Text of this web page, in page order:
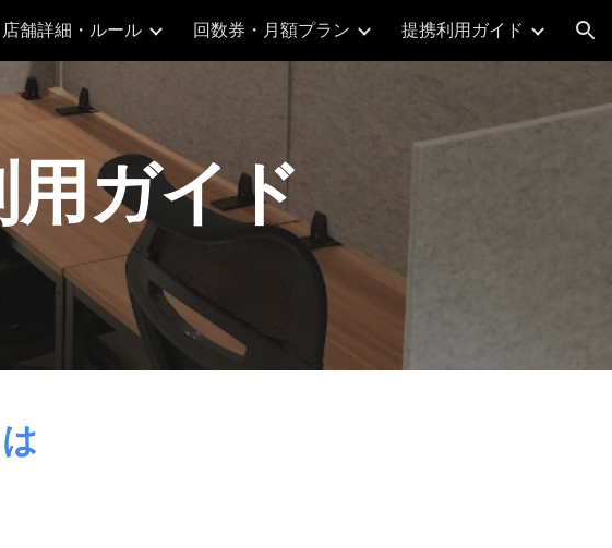
Skip to navigation
店舗詳細・ルール 回数券・月額プラン 提携利用ガイド
ガイド